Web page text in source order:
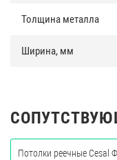
демонтаж и монтаж
Толщина металла
Ширина, мм
Потолки реечные Cesal